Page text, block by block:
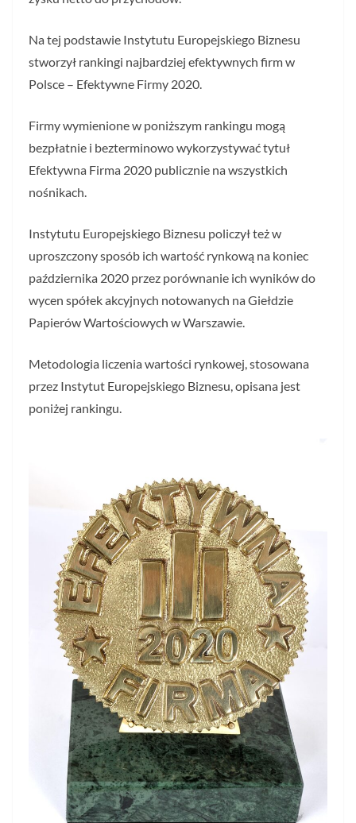
Na tej podstawie Instytutu Europejskiego Biznesu
stworzył rankingi najbardziej efektywnych firm w
Polsce – Efektywne Firmy 2020.
Firmy wymienione w poniższym rankingu mogą
bezpłatnie i bezterminowo wykorzystywać tytuł
Efektywna Firma 2020 publicznie na wszystkich
nośnikach.
Instytutu Europejskiego Biznesu policzył też w
uproszczony sposób ich wartość rynkową na koniec
października 2020 przez porównanie ich wyników do
wycen spółek akcyjnych notowanych na Giełdzie
Papierów Wartościowych w Warszawie.
Metodologia liczenia wartości rynkowej, stosowana
przez Instytut Europejskiego Biznesu, opisana jest
poniżej rankingu.